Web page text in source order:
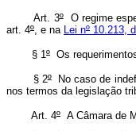
Art. 3ºO regime
art. 4º, e na Lei nº 10.213,
§ 1º Os
§ 2ºNo caso de
nos termos da legislação
Art. 4º A Câmara de